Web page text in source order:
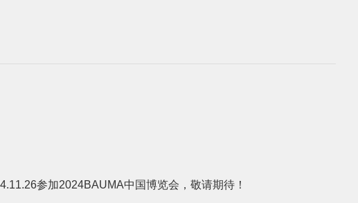
参加2024BAUMA中国博览会，敬请期待！